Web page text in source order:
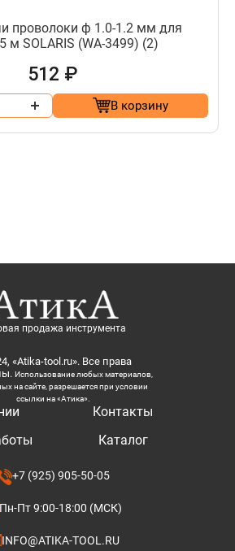
проволоки ф 1.0-1.2 мм для
м SOLARIS (WA-3499) (2)
512 ₽
В корзину
продажа инструмента
«Atika-tool.ru». Все права
Использование любых материалов,
на сайте, разрешается при условии
ссылки на «Атика».
Контакты
Каталог
+7 (925) 905-50-05
Пн-Пт 9:00-18:00 (МСК)
INFO@ATIKA-TOOL.RU